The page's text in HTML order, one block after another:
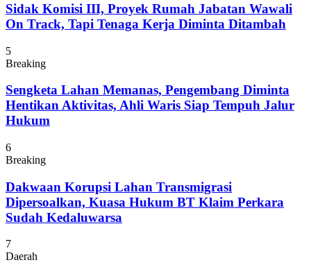
Sidak Komisi III, Proyek Rumah Jabatan Wawali
On Track, Tapi Tenaga Kerja Diminta Ditambah
5
Breaking
Sengketa Lahan Memanas, Pengembang Diminta
Hentikan Aktivitas, Ahli Waris Siap Tempuh Jalur
Hukum
6
Breaking
Dakwaan Korupsi Lahan Transmigrasi
Dipersoalkan, Kuasa Hukum BT Klaim Perkara
Sudah Kedaluwarsa
7
Daerah